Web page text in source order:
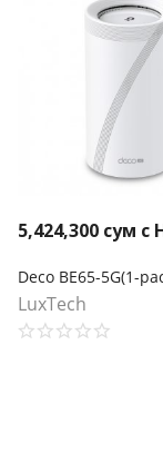
5,424,300 сум с
LuxTech